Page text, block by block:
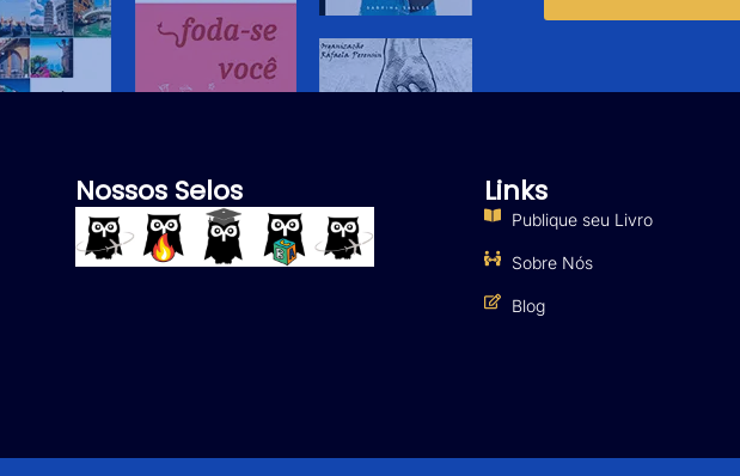
Nossos Selos Links
Publique seu Livro
Sobre Nós
Blog